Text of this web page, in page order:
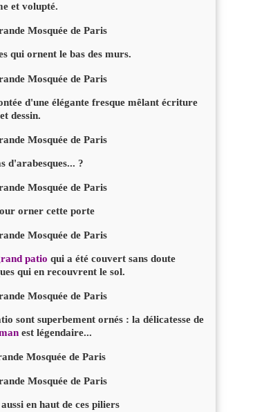
et volupté.
qui ornent le bas des murs.
d'une élégante fresque mêlant écriture
dessin.
d'arabesques... ?
orner cette porte
patio qui a été couvert sans doute
qui en recouvrent le sol.
sont superbement ornés : la délicatesse de
est légendaire...
aussi en haut de ces piliers